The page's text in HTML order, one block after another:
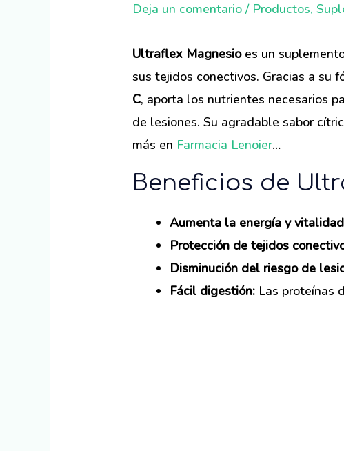
Deja un comentario / Productos,
Ultraflex Magnesioes un
sus tejidos conectivos. Gracias a su
C, aporta los nutrientes necesarios
de lesiones. Su agradable sabor
más en Farmacia Lenoier…
Beneficios de
Aumenta la energía y
Protección de tejidos
Disminución del riesgo de
Fácil digestión: Las proteínas